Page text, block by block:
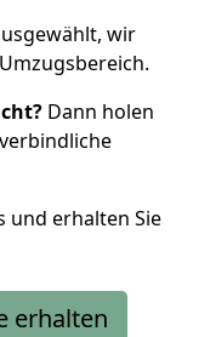
wir
Dann holen
und erhalten Sie
erhalten